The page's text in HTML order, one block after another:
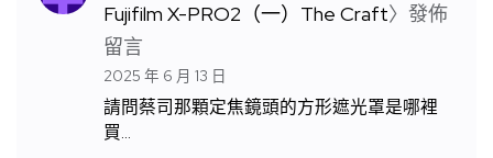
Fujifilm X-PRO2（一）The Craft〉發佈
留言
2025 年 6 月 13 日
請問蔡司那顆定焦鏡頭的方形遮光罩是哪裡
買…